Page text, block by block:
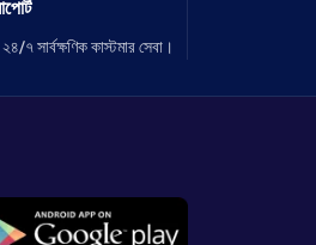
৭ সার্বক্ষণিক কাস্টমার সেবা।